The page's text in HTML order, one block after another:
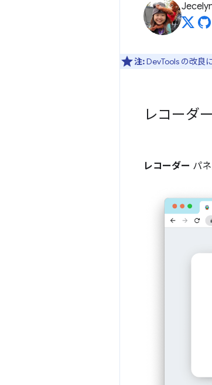
注:DevTools の改良
レコーダ
レコーダー パ